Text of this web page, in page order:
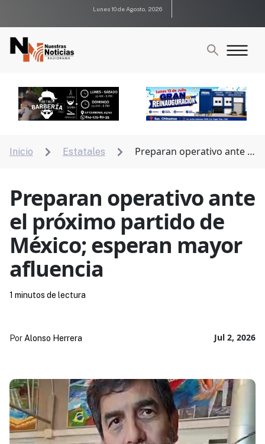
Lunes 10 de Agosto, 2026
Inicio  Estatales 
Preparan operativo ante el
Preparan operativo ante
el próximo partido de
México; esperan mayor
afluencia
Jul 2, 2026
Por Alonso Herrera
1 minutos de lectura